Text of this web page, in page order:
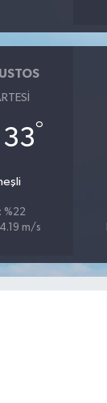
33°
%22
m/s